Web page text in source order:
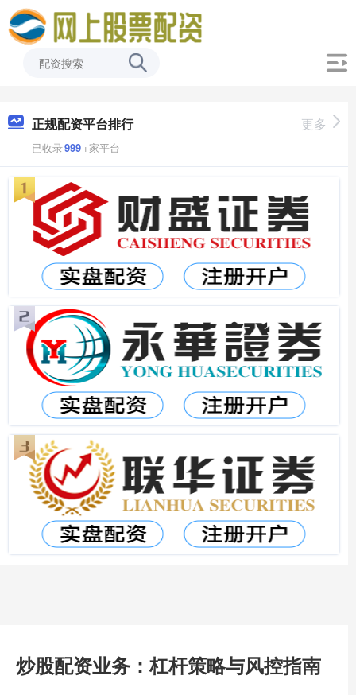
正规配资平台排行
已收录999+家平台
更多
炒股配资业务：杠杆策略与风控指南